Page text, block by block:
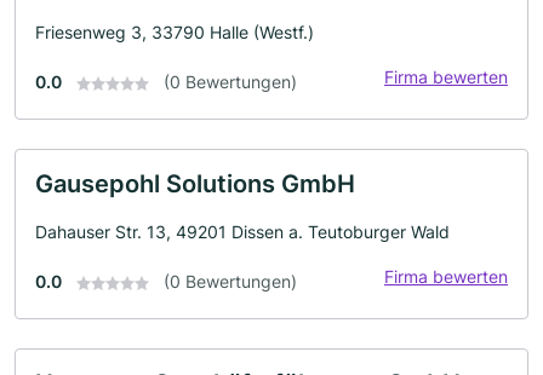
Friesenweg 3, 33790 Halle (Westf.)
0.0 (0 Bewertungen) Firma bewerten
Gausepohl Solutions GmbH
Dahauser Str. 13, 49201 Dissen a. Teutoburger Wald
0.0 (0 Bewertungen) Firma bewerten